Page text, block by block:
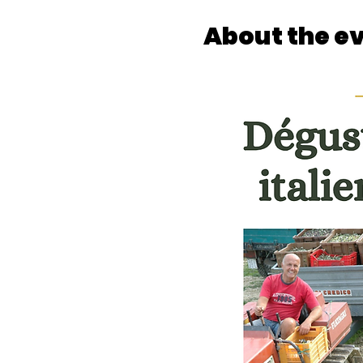
About the